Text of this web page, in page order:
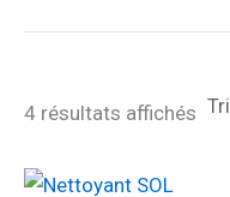
4 résultats affichés